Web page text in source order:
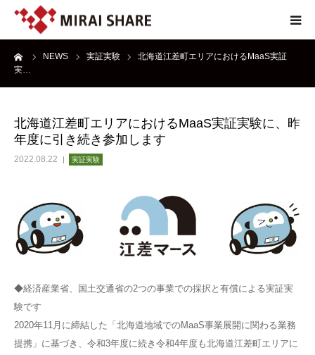
NEWS 実証実験
北海道江差町エリアにおけるMaaS実証
実…
北海道江差町エリアにおけるMaaS実証実験に、昨
年度に引き続き参加します
2022.08.22 実証実験
◆経済産業省、国土交通省の2つの事業での採択と有償による実証実
験です
2020年11月に締結した「北海道地域でのMaaS事業展開に関わる業務
提携」に基づき、令和3年度に続き令和4年度も北海道江差町エリアに
NEWS
SERVICE
ABOUT